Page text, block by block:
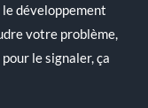
développement
votre problème,
le signaler, ça